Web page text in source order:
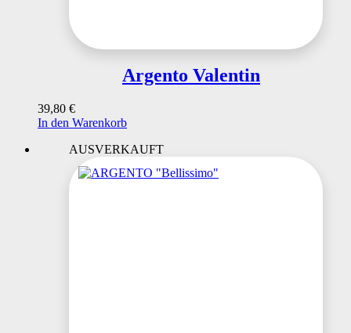
Argento Valentin
39,80 €
In den Warenkorb
AUSVERKAUFT